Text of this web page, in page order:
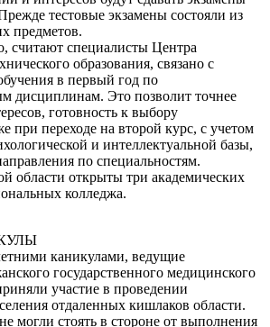
тестовые экзамены состояли из
предметов.
считают специалисты Центра
образования, связано с
в первый год по
дисциплинам. Это позволит точнее
готовность к выбору
при переходе на второй курс, с учетом
и интеллектуальной базы,
по специальностям.
области открыты три академических
колледжа.
каникулами, ведущие
государственного медицинского
участие в проведении
отдаленных кишлаков области.
могли стоять в стороне от выполнения